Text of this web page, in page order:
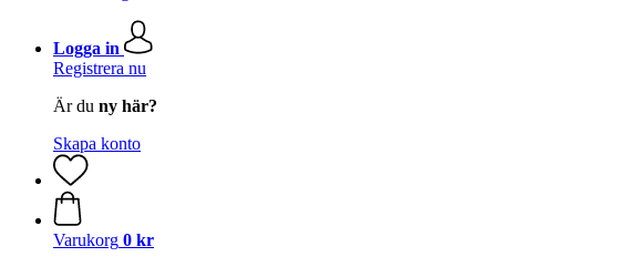
Logga in
Registrera nu
Är du ny här?
Skapa konto
Varukorg 0 kr